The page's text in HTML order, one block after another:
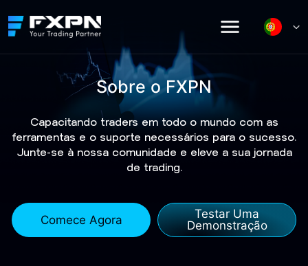
to
content
Sobre o FXPN
Capacitando traders em todo o mundo com as
ferramentas e o suporte necessários para o sucesso.
Junte-se à nossa comunidade e eleve a sua jornada
de trading.
Comece Agora
Testar Uma
Demonstração